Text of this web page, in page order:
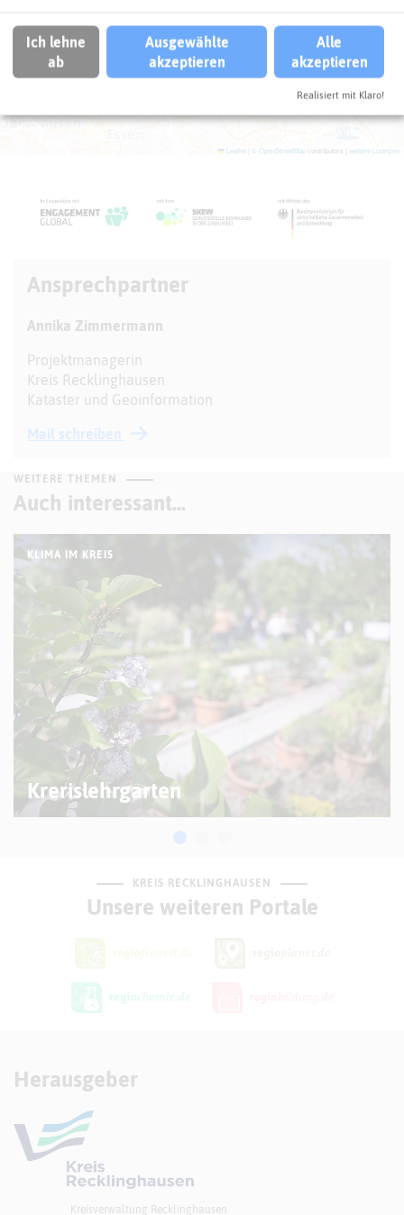
Leaflet OpenStreetMapcontributors | weitere Lizenzen
Ansprechpartner
Annika Zimmermann
Projektmanagerin
Kreis Recklinghausen
Kataster und Geoinformation
Mail schreiben
WEITERE THEMEN
Auch interessant...
© Arne Pöhnert
KLIMA IM KREIS
Krerislehrgarten
KREIS RECKLINGHAUSEN
Unsere weiteren Portale
Herausgeber
Kreisverwaltung Recklinghausen
Ich lehne
ab
Ausgewählte
akzeptieren
Alle
akzeptieren
Realisiert mit Klaro!